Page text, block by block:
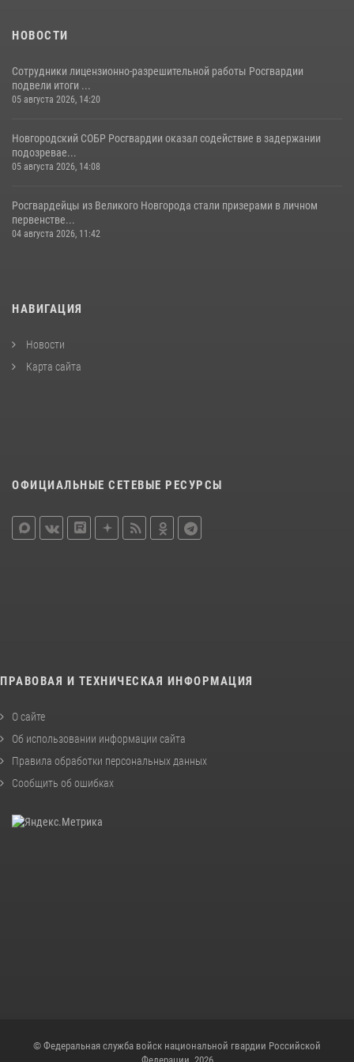
НОВОСТИ
Сотрудники лицензионно-разрешительной работы Росгвардии
подвели итоги ...
05 августа 2026, 14:20
Новгородский СОБР Росгвардии оказал содействие в задержании
подозревае...
05 августа 2026, 14:08
Росгвардейцы из Великого Новгорода стали призерами в личном
первенстве...
04 августа 2026, 11:42
НАВИГАЦИЯ
Новости
Карта сайта
ОФИЦИАЛЬНЫЕ СЕТЕВЫЕ РЕСУРСЫ
ПРАВОВАЯ И ТЕХНИЧЕСКАЯ ИНФОРМАЦИЯ
О сайте
Об использовании информации сайта
Правила обработки персональных данных
Сообщить об ошибках
© Федеральная служба войск национальной гвардии Российской